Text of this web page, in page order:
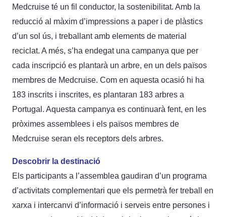
Medcruise té un fil conductor, la sostenibilitat. Amb la
reducció al màxim d’impressions a paper i de plàstics
d’un sol ús, i treballant amb elements de material
reciclat. A més, s’ha endegat una campanya que per
cada inscripció es plantarà un arbre, en un dels països
membres de Medcruise. Com en aquesta ocasió hi ha
183 inscrits i inscrites, es plantaran 183 arbres a
Portugal. Aquesta campanya es continuarà fent, en les
pròximes assemblees i els països membres de
Medcruise seran els receptors dels arbres.
Descobrir la destinació
Els participants a l’assemblea gaudiran d’un programa
d’activitats complementari que els permetrà fer treball en
xarxa i intercanvi d’informació i serveis entre persones i